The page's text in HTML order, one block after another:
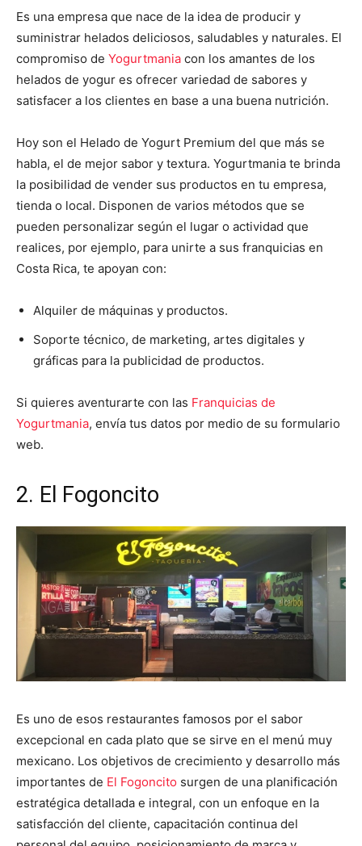
Es una empresa que nace de la idea de producir y
suministrar helados deliciosos, saludables y naturales. El
compromiso de Yogurtmania con los amantes de los
helados de yogur es ofrecer variedad de sabores y
satisfacer a los clientes en base a una buena nutrición.
Hoy son el Helado de Yogurt Premium del que más se
habla, el de mejor sabor y textura. Yogurtmania te brinda
la posibilidad de vender sus productos en tu empresa,
tienda o local. Disponen de varios métodos que se
pueden personalizar según el lugar o actividad que
realices, por ejemplo, para unirte a sus franquicias en
Costa Rica, te apoyan con:
Alquiler de máquinas y productos.
Soporte técnico, de marketing, artes digitales y
gráficas para la publicidad de productos.
Si quieres aventurarte con las Franquicias de
Yogurtmania, envía tus datos por medio de su formulario
web.
2. El Fogoncito
Es uno de esos restaurantes famosos por el sabor
excepcional en cada plato que se sirve en el menú muy
mexicano. Los objetivos de crecimiento y desarrollo más
importantes de El Fogoncito surgen de una planificación
estratégica detallada e integral, con un enfoque en la
satisfacción del cliente, capacitación continua del